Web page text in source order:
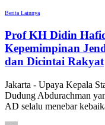
Berita Lainnya
Prof KH Didin
Kepemimpinan
dan Dicintai Rakyat
Jakarta - Upaya Kepala
Dudung Abdurachman
AD selalu menebar